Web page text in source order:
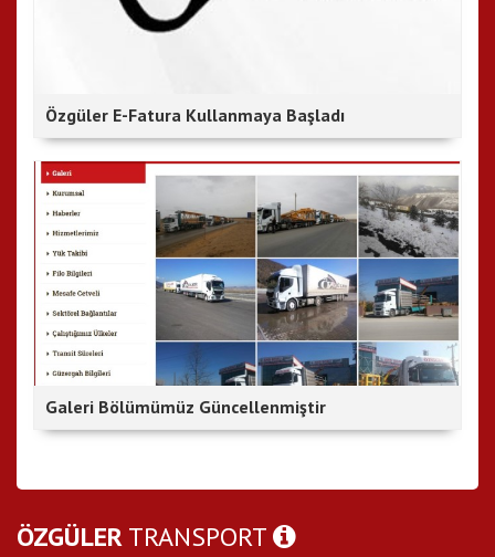
Özgüler E-Fatura Kullanmaya Başladı
Galeri Bölümümüz Güncellenmiştir
ÖZGÜLERTRANSPORT